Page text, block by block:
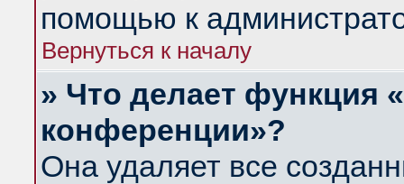
помощью к
Вернуться к началу
» Что делает функция
конференции»?
Она удаляет все